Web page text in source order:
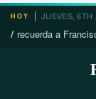
Saltar
contenido
HOY JUEVES, 6TH
a Francisco a un